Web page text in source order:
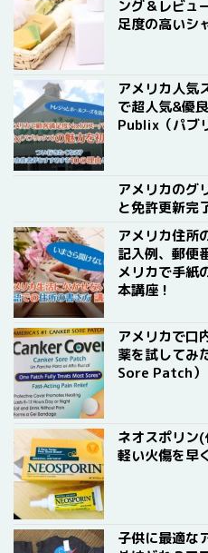
ング＆レビュ
足度の高いシ
アメリカ人気
で超人気&優
Publix（パブ
アメリカのグ
と免許更新完
アメリカ住所
記入例、郵便
メリカで手紙
本講座！
アメリカで口
薬を試してみ
Sore Patch）
ネオスポリン
軽い火傷を早
子供に最適な